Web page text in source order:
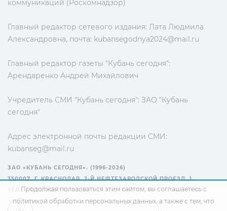
коммуникаций (Роскомнадзор)
Главный редактор сетевого издания: Лата Людмила
Александровна, почта: kubansegodnya2024@mail.ru
Главный редактор газеты "Кубань сегодня":
Арендаренко Андрей Михайлович
Учредитель СМИ "Кубань сегодня": ЗАО "Кубань
сегодня"
Адрес электронной почты редакции СМИ:
kubanseg@mail.ru
ЗАО «КУБАНЬ СЕГОДНЯ». (1996-2026)
350007, Г. КРАСНОДАР, 2-Й НЕФТЕЗАВОДСКОЙ ПРОЕЗД, 1
ТЕЛ.: +7(861) 267-15-15
Продолжая пользоваться этим сайтом, вы соглашаетесь с
политикой обработки персональных данных, а также с тем, что